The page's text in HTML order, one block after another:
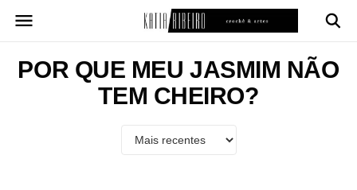
para
conteúdo
POR QUE MEU JASMIM NÃO
TEM CHEIRO?